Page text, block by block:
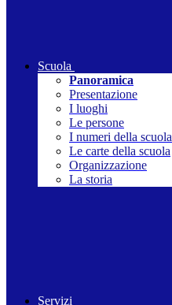
Scuola
Panoramica
Presentazione
I luoghi
Le persone
I numeri della scuola
Le carte della scuola
Organizzazione
La storia
Servizi